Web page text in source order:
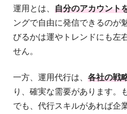
運用とは、自分のアカウント
ングで自由に発信できるのが
びるかは運やトレンドにも左
せん。
一方、運用代行は、各社の戦
り、確実な需要があります。
でも、代行スキルがあれば企